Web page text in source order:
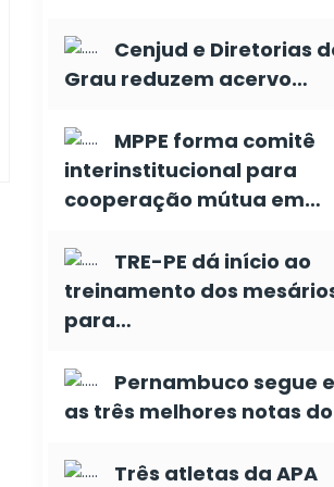
Cenjud e Diretorias
Grau reduzem acervo…
MPPE forma comitê
interinstitucional para
cooperação mútua em…
TRE-PE dá início ao
treinamento dos
para…
Pernambuco segue
as três melhores notas
Três atletas da APA